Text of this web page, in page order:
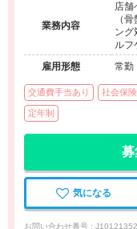
業務内容
店舗
（
ング
ルフ
雇用形態
常勤
交通費手当あり 社会保
定年制
募
気になる
お問い合わせ番号 :